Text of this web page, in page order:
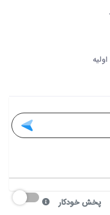
پخش خودکار